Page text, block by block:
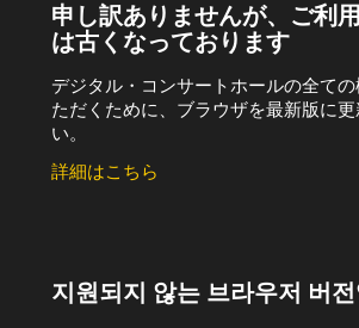
申し訳ありませんが、ご利
は古くなっております
デジタル・コンサートホールの全て
ただくために、ブラウザを最新版に
い。
詳細はこちら
지원되지 않는 브라우저 버